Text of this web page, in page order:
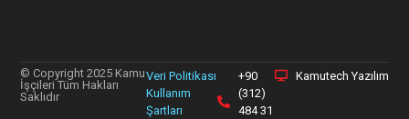
© Copyright 2025 Kamu
İşçileri Tüm Hakları
Saklıdır
Veri Politikası
Kullanım
Şartları
+90
(312)
484 31
Kamutech Yazılım